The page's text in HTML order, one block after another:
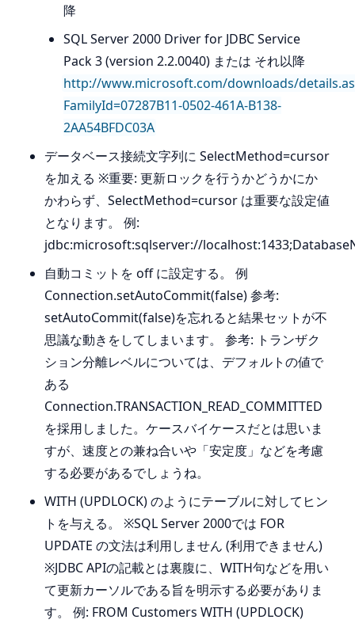
降
SQL Server 2000 Driver for JDBC Service
Pack 3 (version 2.2.0040) または それ以降
http://www.microsoft.com/downloads/
FamilyId=07287B11-0502-461A-B138-
2AA54BFDC03A
データベース接続文字列に SelectMethod=cursor
を加える ※重要: 更新ロックを行うかどうかにか
かわらず、SelectMethod=cursor は重要な設定値
となります。 例:
jdbc:microsoft:sqlserver://
自動コミットを off に設定する。 例
Connection.setAutoCommit(false) 参考:
setAutoCommit(false)を忘れると結果セットが不
思議な動きをしてしまいます。 参考: トランザク
ション分離レベルについては、デフォルトの値で
ある
Connection.TRANSACTION_READ_COMMITTED
を採用しました。ケースバイケースだとは思いま
すが、速度との兼ね合いや「安定度」などを考慮
する必要があるでしょうね。
WITH (UPDLOCK) のようにテーブルに対してヒン
トを与える。 ※SQL Server 2000では FOR
UPDATE の文法は利用しません (利用できません)
※JDBC APIの記載とは裏腹に、WITH句などを用い
て更新カーソルである旨を明示する必要がありま
す。 例: FROM Customers WITH (UPDLOCK)